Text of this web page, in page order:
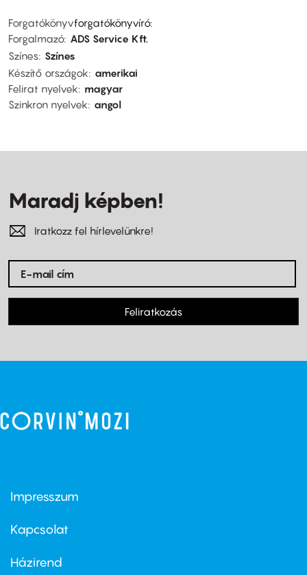
Forgatókönyvforgatókönyvíró:
Forgalmazó ADS Service Kft.
Színes Színes
Készítő országok
amerikai
Felirat nyelvek
magyar
Szinkron nyelvek
angol
Maradj képben!
Iratkozz fel hírlevelünkre!
Feliratkozás
Footer
first
Impresszum
Kapcsolat
Footer
Házirend